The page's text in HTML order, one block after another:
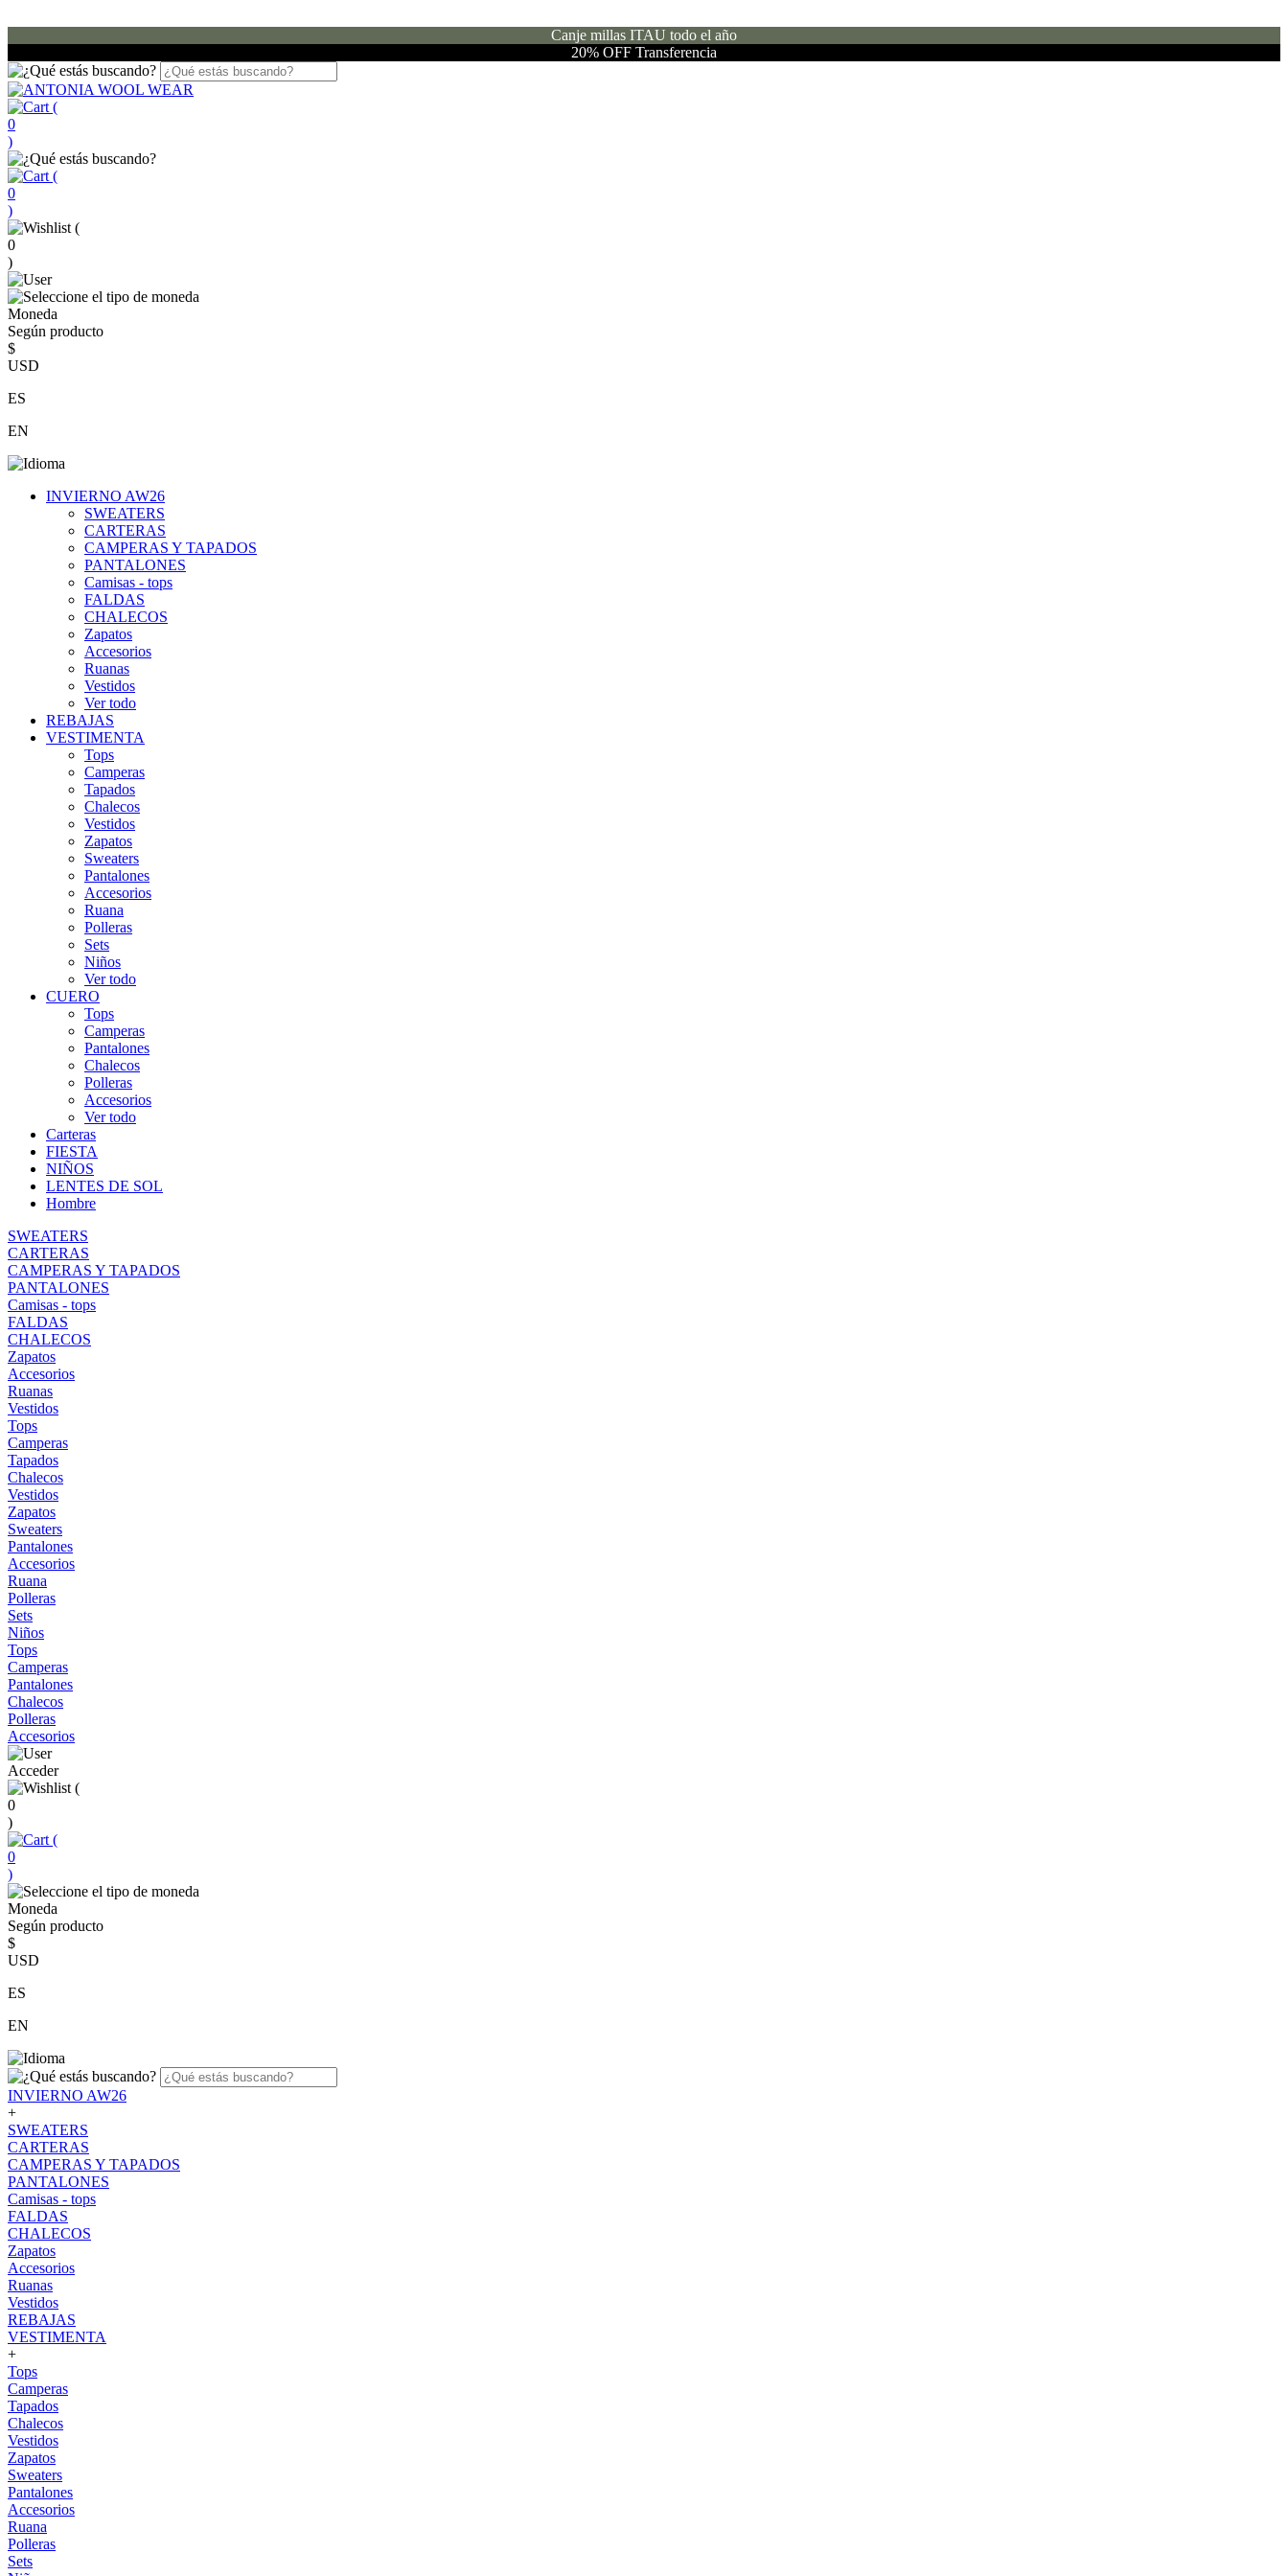
Canje millas ITAU todo el año
20% OFF Transferencia
(
0
)
(
0
)
(
0
)
Moneda
Según producto
$
USD
ES
EN
INVIERNO AW26
SWEATERS
CARTERAS
CAMPERAS Y TAPADOS
PANTALONES
Camisas - tops
FALDAS
CHALECOS
Zapatos
Accesorios
Ruanas
Vestidos
Ver todo
REBAJAS
VESTIMENTA
Tops
Camperas
Tapados
Chalecos
Vestidos
Zapatos
Sweaters
Pantalones
Accesorios
Ruana
Polleras
Sets
Niños
Ver todo
CUERO
Tops
Camperas
Pantalones
Chalecos
Polleras
Accesorios
Ver todo
Carteras
FIESTA
NIÑOS
LENTES DE SOL
Hombre
SWEATERS
CARTERAS
CAMPERAS Y TAPADOS
PANTALONES
Camisas - tops
FALDAS
CHALECOS
Zapatos
Accesorios
Ruanas
Vestidos
Tops
Camperas
Tapados
Chalecos
Vestidos
Zapatos
Sweaters
Pantalones
Accesorios
Ruana
Polleras
Sets
Niños
Tops
Camperas
Pantalones
Chalecos
Polleras
Accesorios
Acceder
(
0
)
(
0
)
Moneda
Según producto
$
USD
ES
EN
INVIERNO AW26
+
SWEATERS
CARTERAS
CAMPERAS Y TAPADOS
PANTALONES
Camisas - tops
FALDAS
CHALECOS
Zapatos
Accesorios
Ruanas
Vestidos
REBAJAS
VESTIMENTA
+
Tops
Camperas
Tapados
Chalecos
Vestidos
Zapatos
Sweaters
Pantalones
Accesorios
Ruana
Polleras
Sets